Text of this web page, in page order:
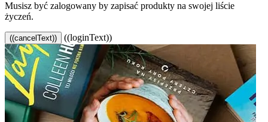
Musisz być zalogowany by zapisać produkty na swojej liście
życzeń.
((cancelText)) ((loginText))